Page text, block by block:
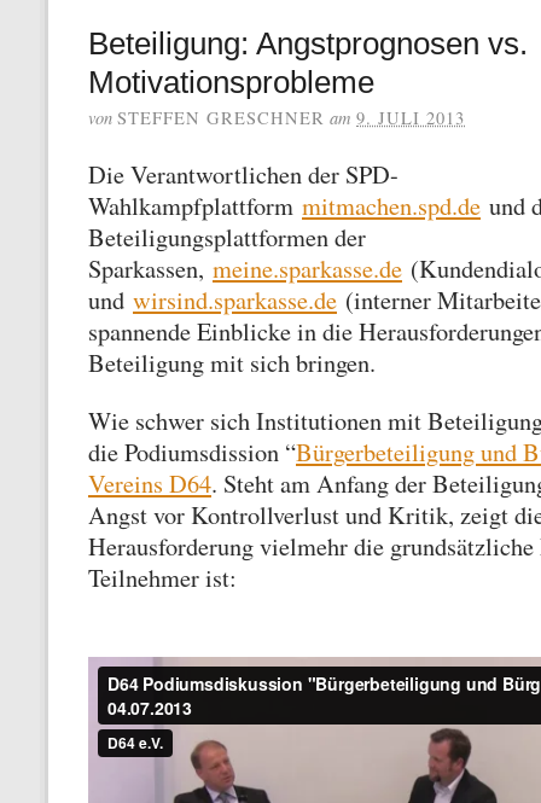
Beteiligung: Angstprognosen vs.
Motivationsprobleme
von STEFFEN GRESCHNER am 9. JULI 2013
Die Verantwortlichen der SPD-
Wahlkampfplattform mitmachen.spd.de und
Beteiligungsplattformen der
Sparkassen, meine.sparkasse.de
und wirsind.sparkasse.de (interner
spannende Einblicke in die
Beteiligung mit sich bringen.
Wie schwer sich Institutionen mit
die Podiumsdission “Bürgerbeteiligung und
Vereins D64. Steht am Anfang der
Angst vor Kontrollverlust und Kritik, zeigt
Herausforderung vielmehr die
Teilnehmer ist: